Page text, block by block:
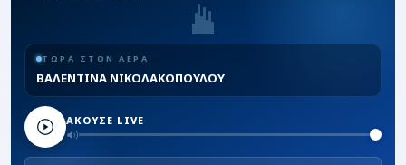
ΤΩΡΑ ΣΤΟΝ ΑΕΡΑ
ΒΑΛΕΝΤΙΝΑ ΝΙΚΟΛΑΚΟΠΟΥΛΟΥ
ΑΚΟΥΣΕ LIVE